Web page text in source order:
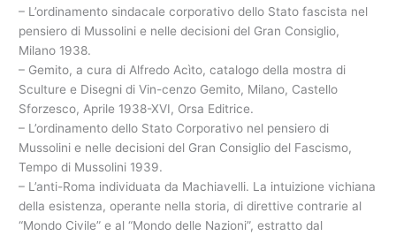
– L’ordinamento sindacale corporativo dello Stato fascista nel
pensiero di Mussolini e nelle decisioni del Gran Consiglio,
Milano 1938.
– Gemito, a cura di Alfredo Acìto, catalogo della mostra di
Sculture e Disegni di Vin-cenzo Gemito, Milano, Castello
Sforzesco, Aprile 1938-XVI, Orsa Editrice.
– L’ordinamento dello Stato Corporativo nel pensiero di
Mussolini e nelle decisioni del Gran Consiglio del Fascismo,
Tempo di Mussolini 1939.
– L’anti-Roma individuata da Machiavelli. La intuizione vichiana
della esistenza, operante nella storia, di direttive contrarie al
“Mondo Civile” e al “Mondo delle Nazioni”, estratto dal